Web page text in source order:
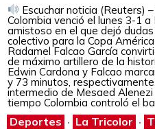
Escuchar noticia (Reuters)
Colombia venció el lunes 3-1
amistoso en el que dejó
colectivo para la Copa
Radamel Falcao García
de máximo artillero de la
Edwin Cardona y Falcao
y 73 minutos,
intermedio de Mesaed
tiempo Colombia controló el
Deportes · La Tricolor ·